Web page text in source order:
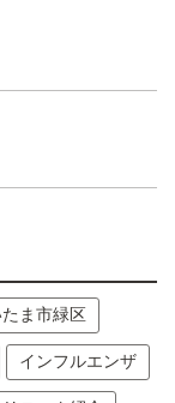
ま市緑区
インフルエンザ